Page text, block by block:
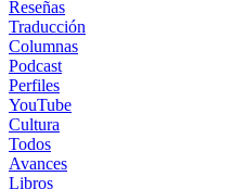
Reseñas
Traducción
Columnas
Podcast
Perfiles
YouTube
Cultura
Todos
Avances
Libros